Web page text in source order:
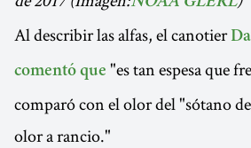
Al describir las alfas, el canotier
comentó que "es tan espesa que
comparó con el olor del "sótano
olor a rancio."